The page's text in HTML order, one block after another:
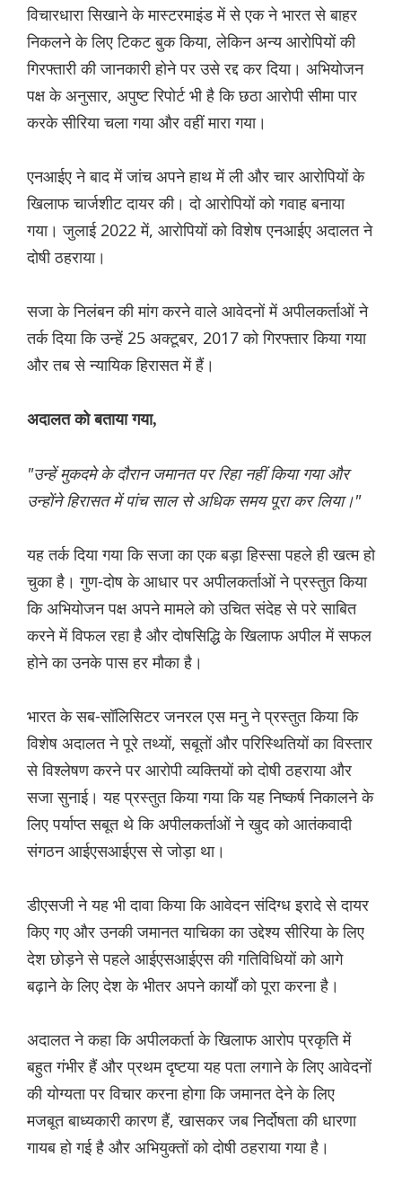
विचारधारा सिखाने के मास्टरमाइंड में से एक ने भारत से बाहर
निकलने के लिए टिकट बुक किया, लेकिन अन्य आरोपियों की
गिरफ्तारी की जानकारी होने पर उसे रद्द कर दिया। अभियोजन
पक्ष के अनुसार, अपुष्ट रिपोर्ट भी है कि छठा आरोपी सीमा पार
करके सीरिया चला गया और वहीं मारा गया।
एनआईए ने बाद में जांच अपने हाथ में ली और चार आरोपियों के
खिलाफ चार्जशीट दायर की। दो आरोपियों को गवाह बनाया
गया। जुलाई 2022 में, आरोपियों को विशेष एनआईए अदालत ने
दोषी ठहराया।
सजा के निलंबन की मांग करने वाले आवेदनों में अपीलकर्ताओं ने
तर्क दिया कि उन्हें 25 अक्टूबर, 2017 को गिरफ्तार किया गया
और तब से न्यायिक हिरासत में हैं।
अदालत को बताया गया,
"उन्हें मुकदमे के दौरान जमानत पर रिहा नहीं किया गया और
उन्होंने हिरासत में पांच साल से अधिक समय पूरा कर लिया।"
यह तर्क दिया गया कि सजा का एक बड़ा हिस्सा पहले ही खत्म हो
चुका है। गुण-दोष के आधार पर अपीलकर्ताओं ने प्रस्तुत किया
कि अभियोजन पक्ष अपने मामले को उचित संदेह से परे साबित
करने में विफल रहा है और दोषसिद्धि के खिलाफ अपील में सफल
होने का उनके पास हर मौका है।
भारत के सब-सॉलिसिटर जनरल एस मनु ने प्रस्तुत किया कि
विशेष अदालत ने पूरे तथ्यों, सबूतों और परिस्थितियों का विस्तार
से विश्लेषण करने पर आरोपी व्यक्तियों को दोषी ठहराया और
सजा सुनाई। यह प्रस्तुत किया गया कि यह निष्कर्ष निकालने के
लिए पर्याप्त सबूत थे कि अपीलकर्ताओं ने खुद को आतंकवादी
संगठन आईएसआईएस से जोड़ा था।
डीएसजी ने यह भी दावा किया कि आवेदन संदिग्ध इरादे से दायर
किए गए और उनकी जमानत याचिका का उद्देश्य सीरिया के लिए
देश छोड़ने से पहले आईएसआईएस की गतिविधियों को आगे
बढ़ाने के लिए देश के भीतर अपने कार्यों को पूरा करना है।
अदालत ने कहा कि अपीलकर्ता के खिलाफ आरोप प्रकृति में
बहुत गंभीर हैं और प्रथम दृष्टया यह पता लगाने के लिए आवेदनों
की योग्यता पर विचार करना होगा कि जमानत देने के लिए
मजबूत बाध्यकारी कारण हैं, खासकर जब निर्दोषता की धारणा
गायब हो गई है और अभियुक्तों को दोषी ठहराया गया है।